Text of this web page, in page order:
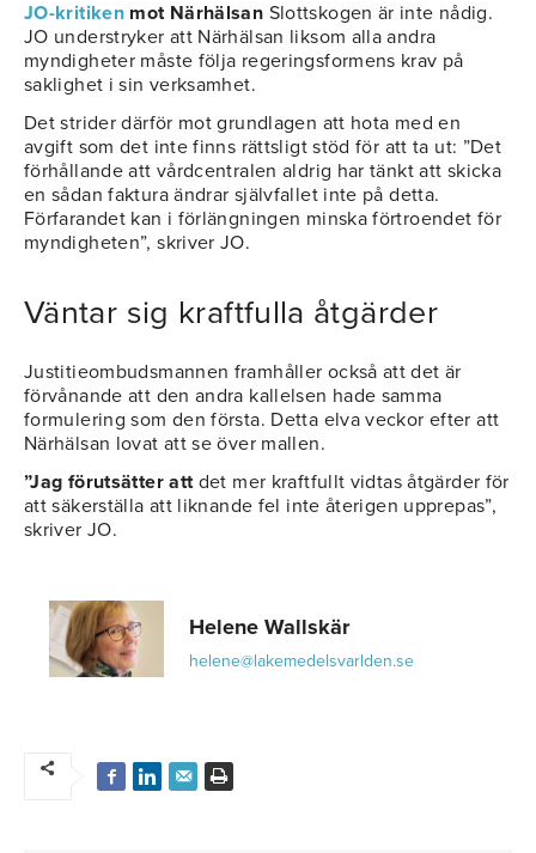
JO-kritiken mot Närhälsan Slottskogen är inte nådig.
JO understryker att Närhälsan liksom alla andra
myndigheter måste följa regeringsformens krav på
saklighet i sin verksamhet.
Det strider därför mot grundlagen att hota med en
avgift som det inte finns rättsligt stöd för att ta ut: ”Det
förhållande att vårdcentralen aldrig har tänkt att skicka
en sådan faktura ändrar självfallet inte på detta.
Förfarandet kan i förlängningen minska förtroendet för
myndigheten”, skriver JO.
Väntar sig kraftfulla åtgärder
Justitieombudsmannen framhåller också att det är
förvånande att den andra kallelsen hade samma
formulering som den första. Detta elva veckor efter att
Närhälsan lovat att se över mallen.
”Jag förutsätter attdet mer kraftfullt vidtas åtgärder för
att säkerställa att liknande fel inte återigen upprepas”,
skriver JO.
Helene Wallskär
helene@lakemedelsvarlden.se